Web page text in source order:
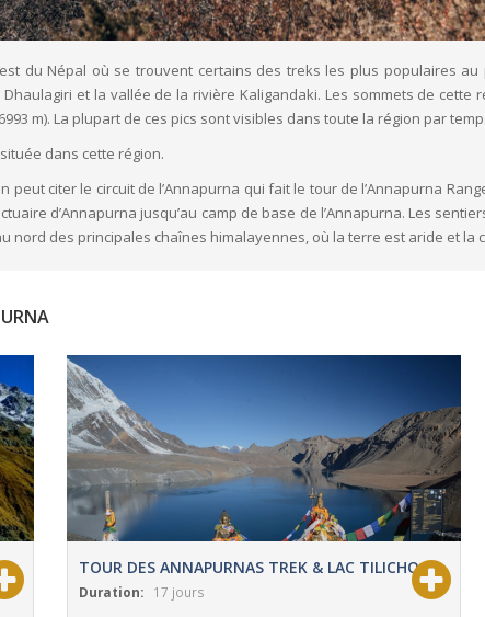
du Népal où se trouvent certains des treks les plus populaires
et la vallée de la rivière Kaligandaki. Les sommets de cette
m). La plupart de ces pics sont visibles dans toute la région par
dans cette région.
citer le circuit de l’Annapurna qui fait le tour de l’Annapurna
d’Annapurna jusqu’au camp de base de l’Annapurna. Les
nord des principales chaînes himalayennes, où la terre est aride et la
TOUR DES ANNAPURNAS TREK & LAC TILICHO
Duration: 17 jours